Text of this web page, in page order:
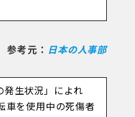
参考元： 日本の人事部
生状況」によれ
車を使用中の死傷者